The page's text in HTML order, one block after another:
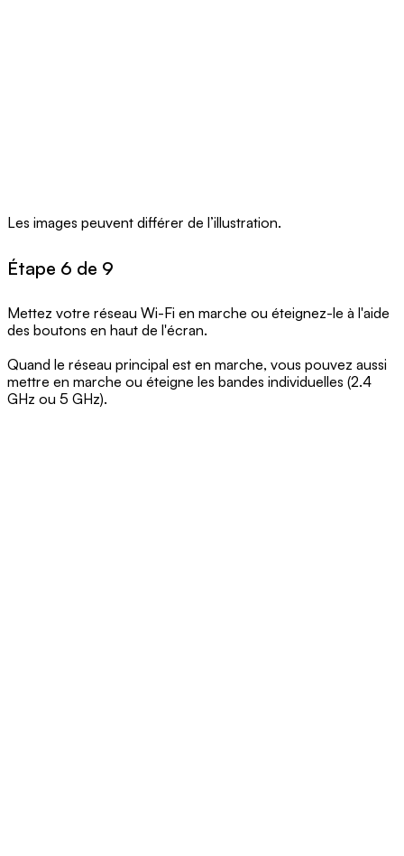
Les images peuvent différer de l’illustration.
Étape 6 de 9
Mettez votre réseau Wi-Fi en marche ou éteignez-le à l'aide
des boutons en haut de l'écran.
Quand le réseau principal est en marche, vous pouvez aussi
mettre en marche ou éteigne les bandes individuelles (2.4
GHz ou 5 GHz).